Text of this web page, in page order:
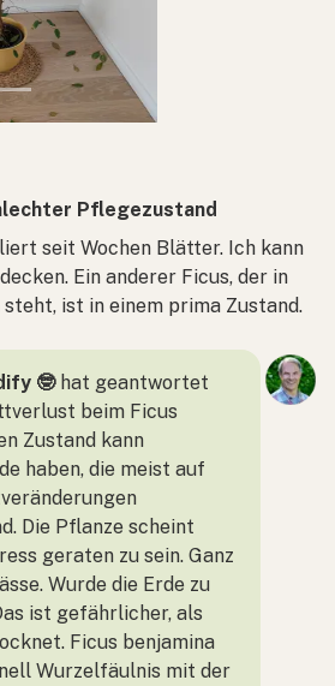
Pflegezustand
seit Wochen Blätter. Ich kann
Ein anderer Ficus, der in
steht, ist in einem prima Zustand.
🤓hat geantwortet
beim Ficus
Zustand kann
haben, die meist auf
Die Pflanze scheint
geraten zu sein. Ganz
Wurde die Erde zu
ist gefährlicher, als
Ficus benjamina
Wurzelfäulnis mit der